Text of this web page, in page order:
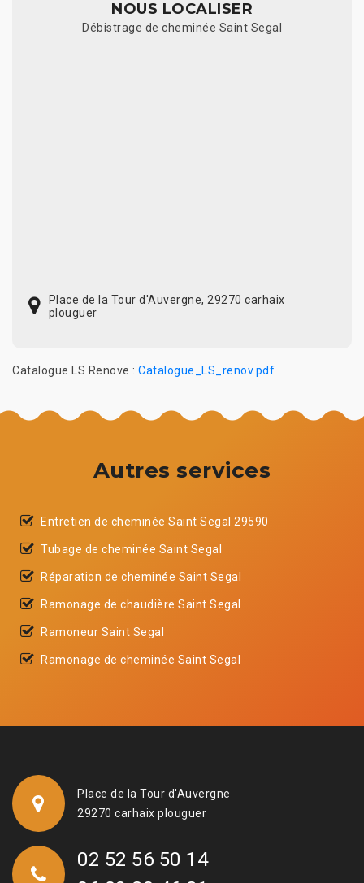
NOUS LOCALISER
Débistrage de cheminée Saint Segal
Place de la Tour d'Auvergne, 29270 carhaix
plouguer
Catalogue LS Renove : Catalogue_LS_renov.pdf
Autres services
Entretien de cheminée Saint Segal 29590
Tubage de cheminée Saint Segal
Réparation de cheminée Saint Segal
Ramonage de chaudière Saint Segal
Ramoneur Saint Segal
Ramonage de cheminée Saint Segal
Place de la Tour d'Auvergne
29270 carhaix plouguer
02 52 56 50 14